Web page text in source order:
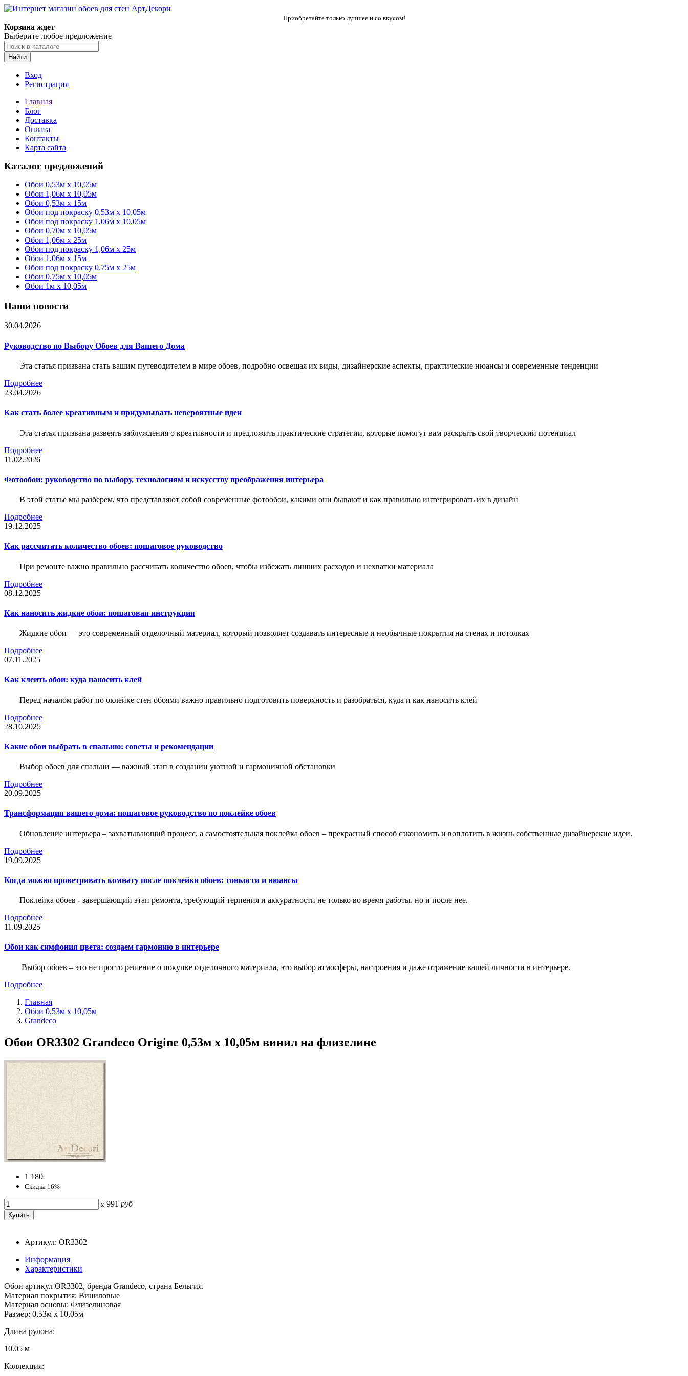
Приобретайте только лучшее и со вкусом!
Корзина ждет
Выберите любое предложение
Найти
Вход
Регистрация
Главная
Блог
Доставка
Оплата
Контакты
Карта сайта
Каталог предложений
Обои 0,53м x 10,05м
Обои 1,06м х 10,05м
Обои 0,53м x 15м
Обои под покраску 0,53м x 10,05м
Обои под покраску 1,06м х 10,05м
Обои 0,70м x 10,05м
Обои 1,06м x 25м
Обои под покраску 1,06м x 25м
Обои 1,06м x 15м
Обои под покраску 0,75м x 25м
Обои 0,75м x 10,05м
Обои 1м х 10,05м
Наши новости
30.04.2026
Руководство по Выбору Обоев для Вашего Дома
Эта статья призвана стать вашим путеводителем в мире обоев, подробно освещая их виды, дизайнерские аспекты, практические нюансы и современные тенденции
Подробнее
23.04.2026
Как стать более креативным и придумывать невероятные идеи
Эта статья призвана развеять заблуждения о креативности и предложить практические стратегии, которые помогут вам раскрыть свой творческий потенциал
Подробнее
11.02.2026
Фотообои: руководство по выбору, технологиям и искусству преображения интерьера
В этой статье мы разберем, что представляют собой современные фотообои, какими они бывают и как правильно интегрировать их в дизайн
Подробнее
19.12.2025
Как рассчитать количество обоев: пошаговое руководство
При ремонте важно правильно рассчитать количество обоев, чтобы избежать лишних расходов и нехватки материала
Подробнее
08.12.2025
Как наносить жидкие обои: пошаговая инструкция
Жидкие обои — это современный отделочный материал, который позволяет создавать интересные и необычные покрытия на стенах и потолках
Подробнее
07.11.2025
Как клеить обои: куда наносить клей
Перед началом работ по оклейке стен обоями важно правильно подготовить поверхность и разобраться, куда и как наносить клей
Подробнее
28.10.2025
Какие обои выбрать в спальню: советы и рекомендации
Выбор обоев для спальни — важный этап в создании уютной и гармоничной обстановки
Подробнее
20.09.2025
Трансформация вашего дома: пошаговое руководство по поклейке обоев
Обновление интерьера – захватывающий процесс, а самостоятельная поклейка обоев – прекрасный способ сэкономить и воплотить в жизнь собственные дизайнерские идеи.
Подробнее
19.09.2025
Когда можно проветривать комнату после поклейки обоев: тонкости и нюансы
Поклейка обоев - завершающий этап ремонта, требующий терпения и аккуратности не только во время работы, но и после нее.
Подробнее
11.09.2025
Обои как симфония цвета: создаем гармонию в интерьере
Выбор обоев – это не просто решение о покупке отделочного материала, это выбор атмосферы, настроения и даже отражение вашей личности в интерьере.
Подробнее
Главная
Обои 0,53м x 10,05м
Grandeco
Обои OR3302 Grandeco Origine 0,53м x 10,05м винил на флизелине
1 180
Скидка 16%
x 991 руб
Артикул: OR3302
Информация
Характеристики
Обои артикул OR3302, бренда Grandeco, страна Бельгия.
Материал покрытия: Виниловые
Материал основы: Флизелиновая
Размер: 0,53м x 10,05м
Длина рулона:
10.05 м
Коллекция: